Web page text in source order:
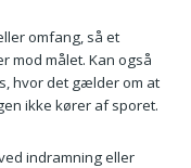
omfang, så et
mod målet. Kan også
hvor det gælder om at
ikke kører af sporet.
indramning eller